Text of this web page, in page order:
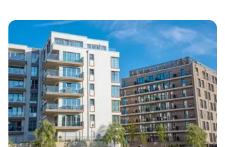
en vigueur commePinel+le cas échéant,LMNP, ou
bail réel solidaireselon l'offre).
Compare les quartiersselon tes priorités (écoles,
commerces, temps de trajet). Une visite à différents
moments de la journée t'évitera les mauvaises
surprises.
Étudie les planset la notice technique: orientation,
agencement, rangements, isolation, stationnement,
labelRE 2020, équipements économes.
Anticipe la location
si tu investis : cible les produits
avec balcon, stationnement et accès rapide aux
grands axes ; demande leloyer de marché